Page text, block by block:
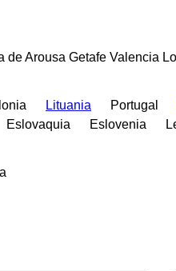
de Arousa Getafe Valencia
Lituania Portugal
Eslovaquia Eslovenia